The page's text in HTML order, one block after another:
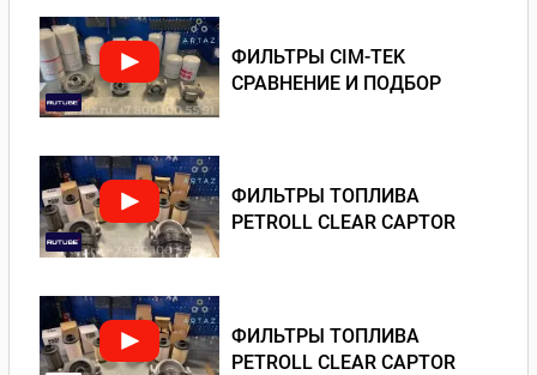
ФИЛЬТРЫ CIM-TEK
СРАВНЕНИЕ И ПОДБОР
ФИЛЬТРЫ ТОПЛИВА
PETROLL CLEAR CAPTOR
ФИЛЬТРЫ ТОПЛИВА
PETROLL CLEAR CAPTOR